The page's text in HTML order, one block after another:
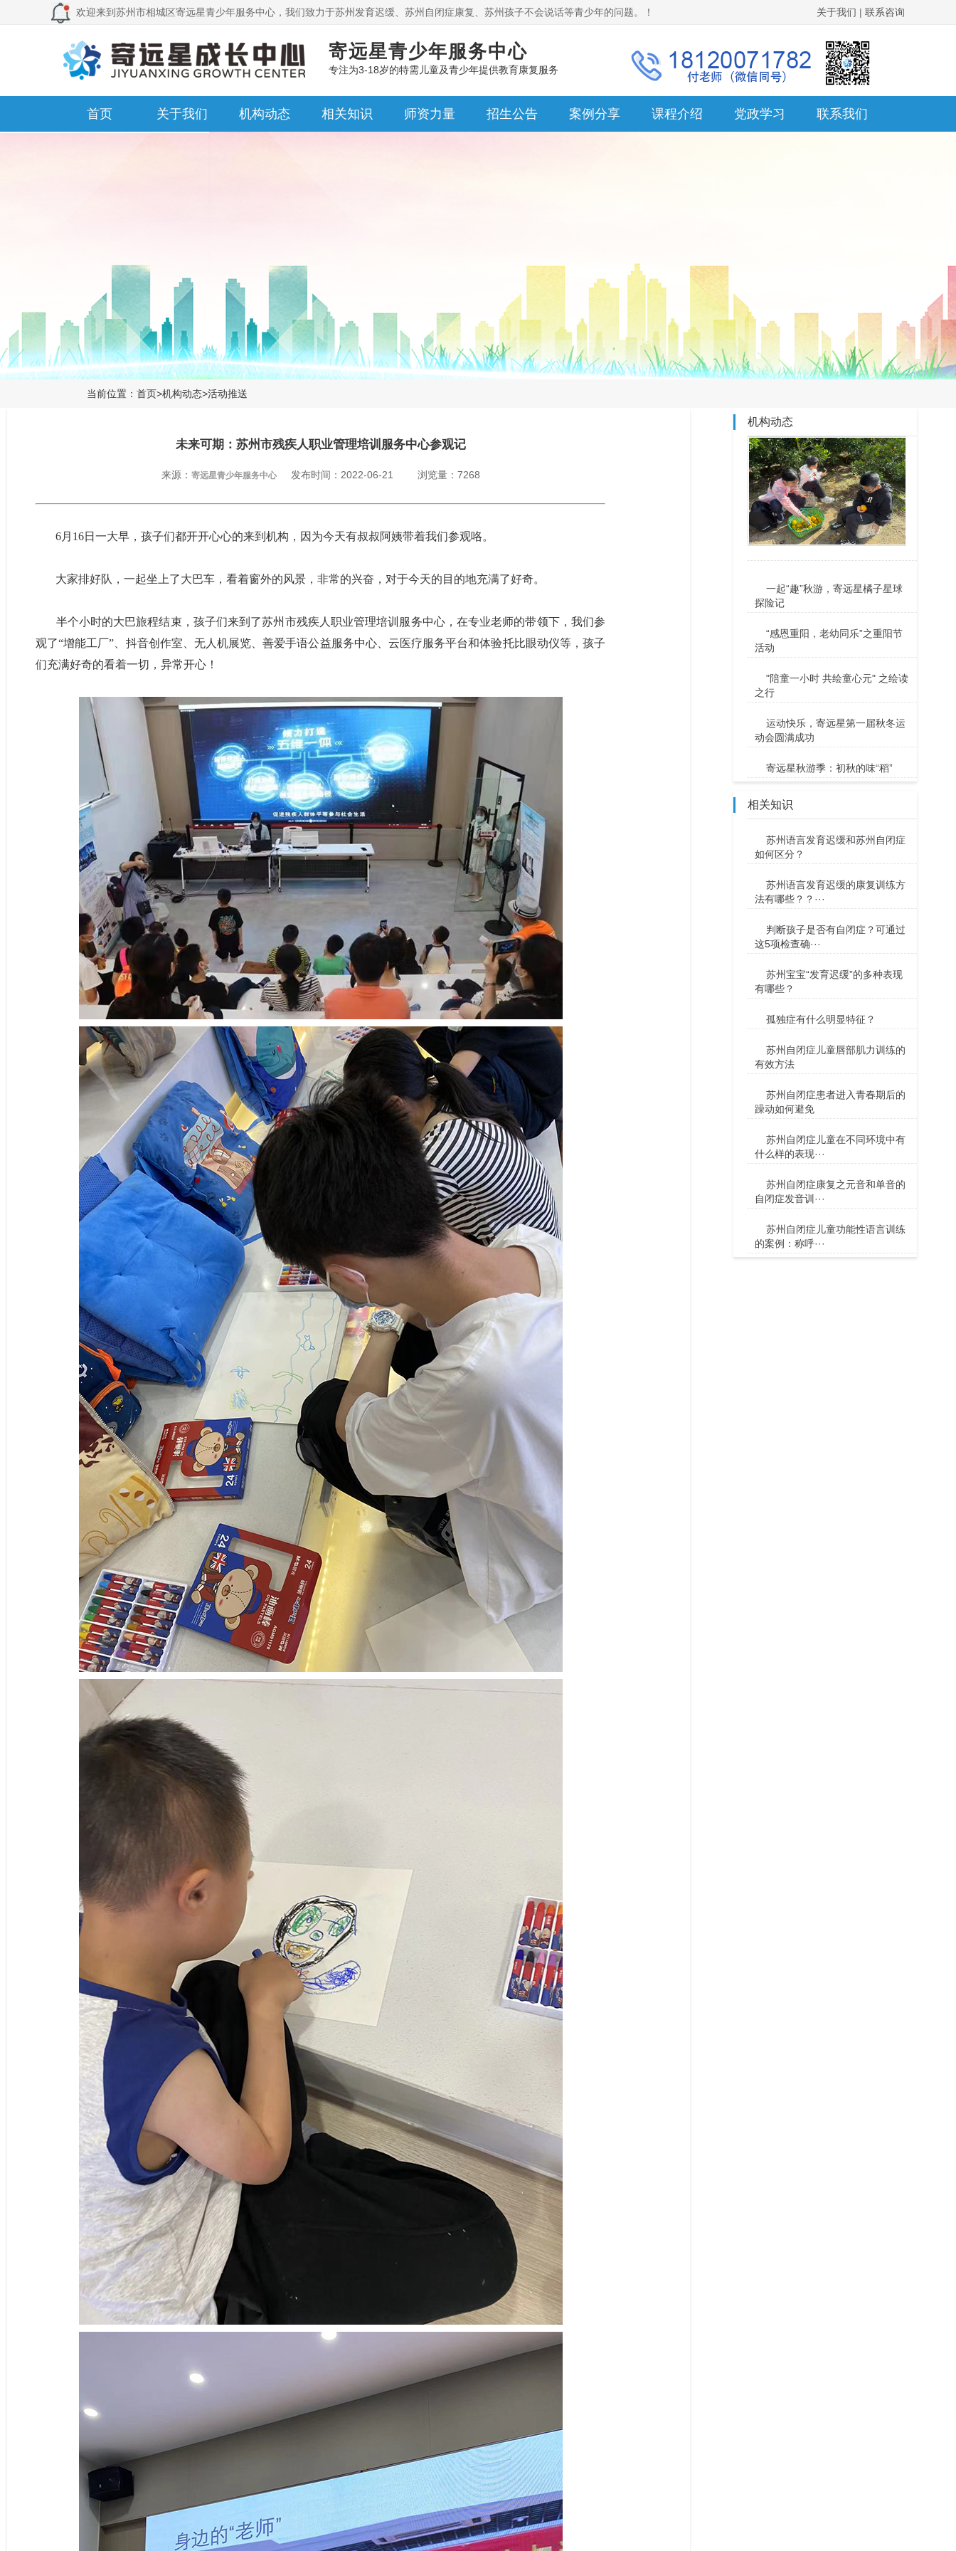
欢迎来到苏州市相城区寄远星青少年服务中心，我们致力于苏州发育迟缓、苏州自闭症康复、苏州孩子不会说话等青少年的问题。！ 关于我们 | 联系咨询
寄远星青少年服务中心
专注为3-18岁的特需儿童及青少年提供教育康复服务
首页 关于我们 机构动态 相关知识 师资力量 招生公告 案例分享 课程介绍 党政学习 联系我们
当前位置： 首页>机构动态>活动推送
未来可期：苏州市残疾人职业管理培训服务中心参观记
来源： 寄远星青少年服务中心发布时间：2022-06-21 浏览量：7268
6月16日一大早，孩子们都开开心心的来到机构，因为今天有叔叔阿姨带着我们参观咯。
大家排好队，一起坐上了大巴车，看着窗外的风景，非常的兴奋，对于今天的目的地充满了好奇。
半个小时的大巴旅程结束，孩子们来到了苏州市残疾人职业管理培训服务中心，在专业老师的带领下，我们参
观了“增能工厂”、抖音创作室、无人机展览、善爱手语公益服务中心、云医疗服务平台和体验托比眼动仪等，孩子
们充满好奇的看着一切，异常开心！
机构动态
一起“趣”秋游，寄远星橘子星球
探险记
“感恩重阳，老幼同乐”之重阳节
活动
"陪童一小时 共绘童心元" 之绘读
之行
运动快乐，寄远星第一届秋冬运
动会圆满成功
寄远星秋游季：初秋的味“稻”
相关知识
苏州语言发育迟缓和苏州自闭症
如何区分？
苏州语言发育迟缓的康复训练方
法有哪些？？···
判断孩子是否有自闭症？可通过
这5项检查确···
苏州宝宝“发育迟缓”的多种表现
有哪些？
孤独症有什么明显特征？
苏州自闭症儿童唇部肌力训练的
有效方法
苏州自闭症患者进入青春期后的
躁动如何避免
苏州自闭症儿童在不同环境中有
什么样的表现···
苏州自闭症康复之元音和单音的
自闭症发音训···
苏州自闭症儿童功能性语言训练
的案例：称呼···